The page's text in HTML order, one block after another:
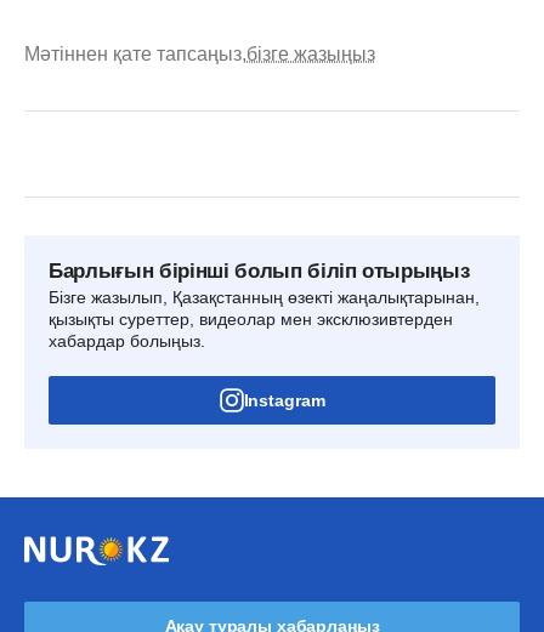
Мәтіннен қате тапсаңыз,бізге жазыңыз
Барлығын бірінші болып біліп отырыңыз
Бізге жазылып, Қазақстанның өзекті жаңалықтарынан,
қызықты суреттер, видеолар мен эксклюзивтерден
хабардар болыңыз.
Instagram
Ақау туралы хабарлаңыз